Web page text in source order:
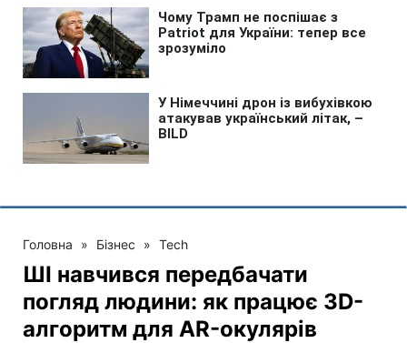
Головна » Бізнес » Tech
ШІ навчився передбачати
погляд людини: як працює 3D-
алгоритм для AR-окулярів